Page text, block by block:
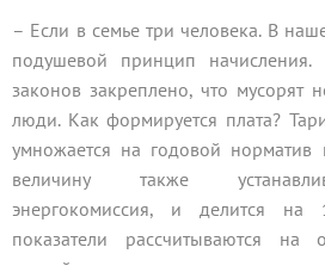
– Если в семье три человека. В
подушевой принцип
законов закреплено, что мусорят
люди. Как формируется плата?
умножается на годовой
величину также
энергокомиссия, и делится
показатели рассчитываются на